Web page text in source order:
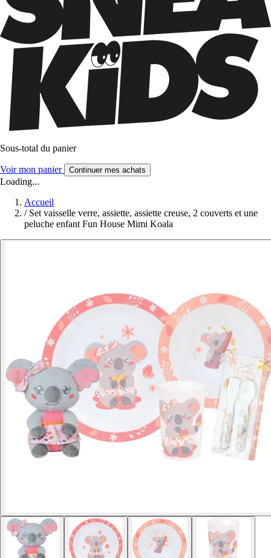
Sous-total du panier
Voir mon panier Continuer mes achats
Loading...
Accueil
/ Set vaisselle verre, assiette, assiette creuse, 2 couverts et une
peluche enfant Fun House Mimi Koala